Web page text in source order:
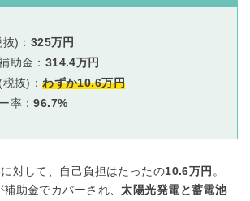
)： 325万円
助金： 314.4万円
税抜)：わずか10.6万円
率：96.7%
対して、自己負担はたったの10.6万円 。
補助金でカバーされ、太陽光発電と蓄電池